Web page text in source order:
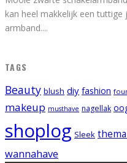
kan heel makkelijk een tuttige
armband....
TAGS
Beauty blush diy fashion
makeup musthave nagellak
shoplog Sleek
wannahave